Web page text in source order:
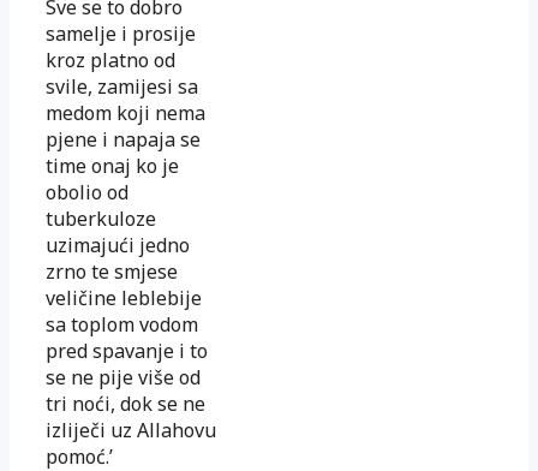
Sve se to dobro
samelje i prosije
kroz platno od
svile, zamijesi sa
medom koji nema
pjene i napaja se
time onaj ko je
obolio od
tuberkuloze
uzimajući jedno
zrno te smjese
veličine leblebije
sa toplom vodom
pred spavanje i to
se ne pije više od
tri noći, dok se ne
izliječi uz Allahovu
pomoć.’